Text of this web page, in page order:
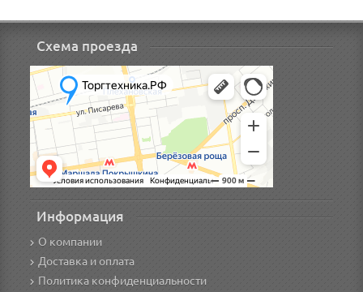
Схема проезда
Информация
О компании
Доставка и оплата
Политика конфиденциальности